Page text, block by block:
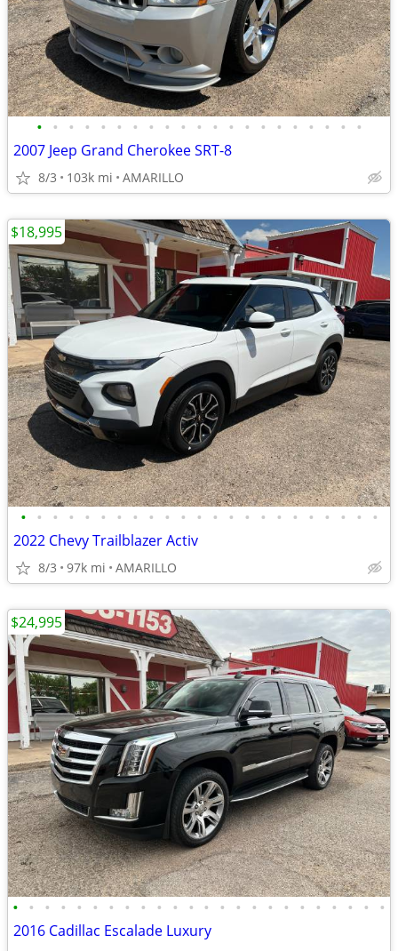
• • • • • • • • • • • • • • • • • • • • •
2007 Jeep Grand Cherokee SRT-8
8/3 103k mi AMARILLO
• • • • • • • • • • • • • • • • • • • • • • •
2022 Chevy Trailblazer Activ
8/3 97k mi AMARILLO
$18,995
• • • • • • • • • • • • • • • • • • • • • • • •
2016 Cadillac Escalade Luxury
$24,995